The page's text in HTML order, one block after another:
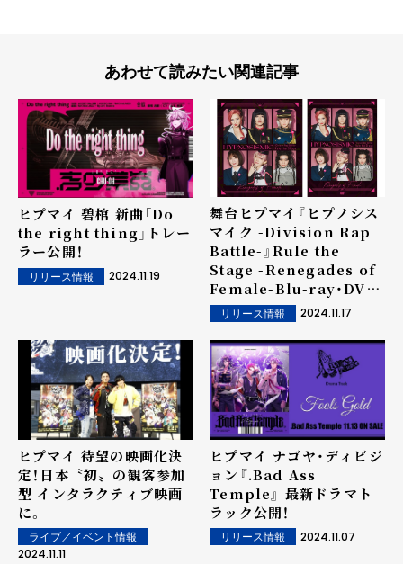
あわせて読みたい関連記事
ヒプマイ 碧棺 新曲「Do
the right thing」トレー
ラー公開！
リリース情報 2024.11.19
舞台ヒプマイ『ヒプノシス
マイク -Division Rap
Battle-』Rule the
Stage -Renegades of
Female-Blu-ray・DVD
のダイジェスト映像公開！
リリース情報 2024.11.17
ヒプマイ 待望の映画化決
定！日本〝初〟の観客参加
型 インタラクティブ映画
に。
ライブ／イベント情報
2024.11.11
ヒプマイ ナゴヤ・ディビジ
ョン『.Bad Ass
Temple』 最新ドラマト
ラック公開！
リリース情報 2024.11.07